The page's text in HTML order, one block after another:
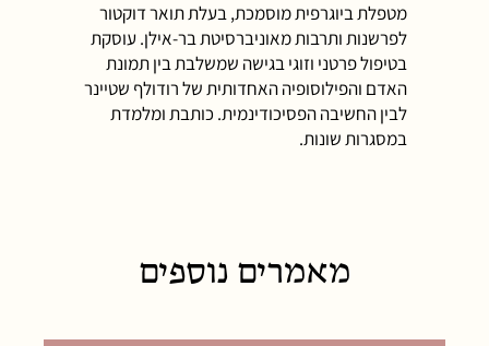
מטפלת ביוגרפית מוסמכת, בעלת תואר דוקטור
לפרשנות ותרבות מאוניברסיטת בר-אילן. עוסקת
בטיפול פרטני וזוגי בגישה שמשלבת בין תמונת
האדם והפילוסופיה האחדותית של רודולף שטיינר
לבין החשיבה הפסיכודינמית. כותבת ומלמדת
במסגרות שונות.
מאמרים נוספים